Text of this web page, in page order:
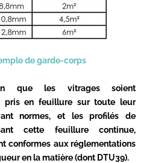
de garde-corps
que les vitrages soient
pris en feuillure sur toute leur
normes, et les profilés de
cette feuillure continue,
conformes aux réglementations
en la matière (dont DTU39).